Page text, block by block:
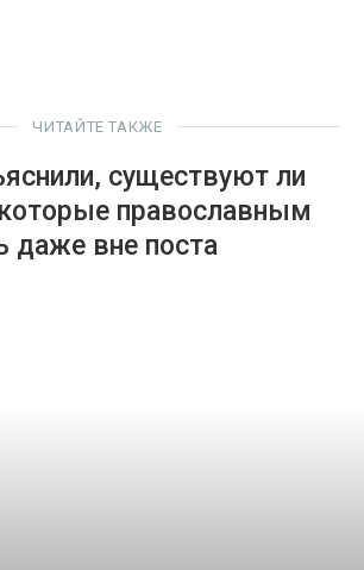
ЧИТАЙТЕ ТАКЖЕ
существуют ли
православным
даже вне поста